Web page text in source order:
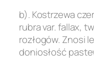
b). Kostrzewa
rubra var. fallax,
rozłogów. Znosi
doniosłość